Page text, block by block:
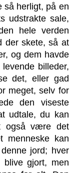
så herligt, på en
udstrakte sale,
hele verden
der skete, så at
og dem havde
billeder,
det, eller gad
meget, selv for
den viseste
udtale, du kan
også være det
menneske kan
jord; hver
blive gjort, men